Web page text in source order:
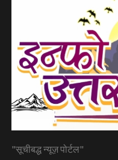
"सूचीबद्ध न्यूज़ पोर्टल"